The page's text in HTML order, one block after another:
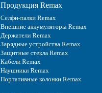
Продукция Remax
Селфи-палки Remax
Внешние аккумуляторы Remax
Держатели Remax
Зарядные устройства Remax
Защитные стекла Remax
Кабели Remax
Наушники Remax
Портативные колонки Remax